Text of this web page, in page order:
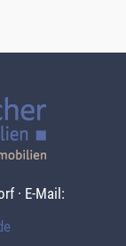
· E-Mail: